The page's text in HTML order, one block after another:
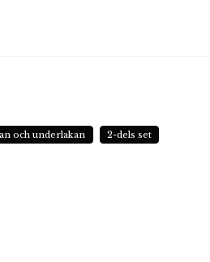
och underlakan 2-dels set